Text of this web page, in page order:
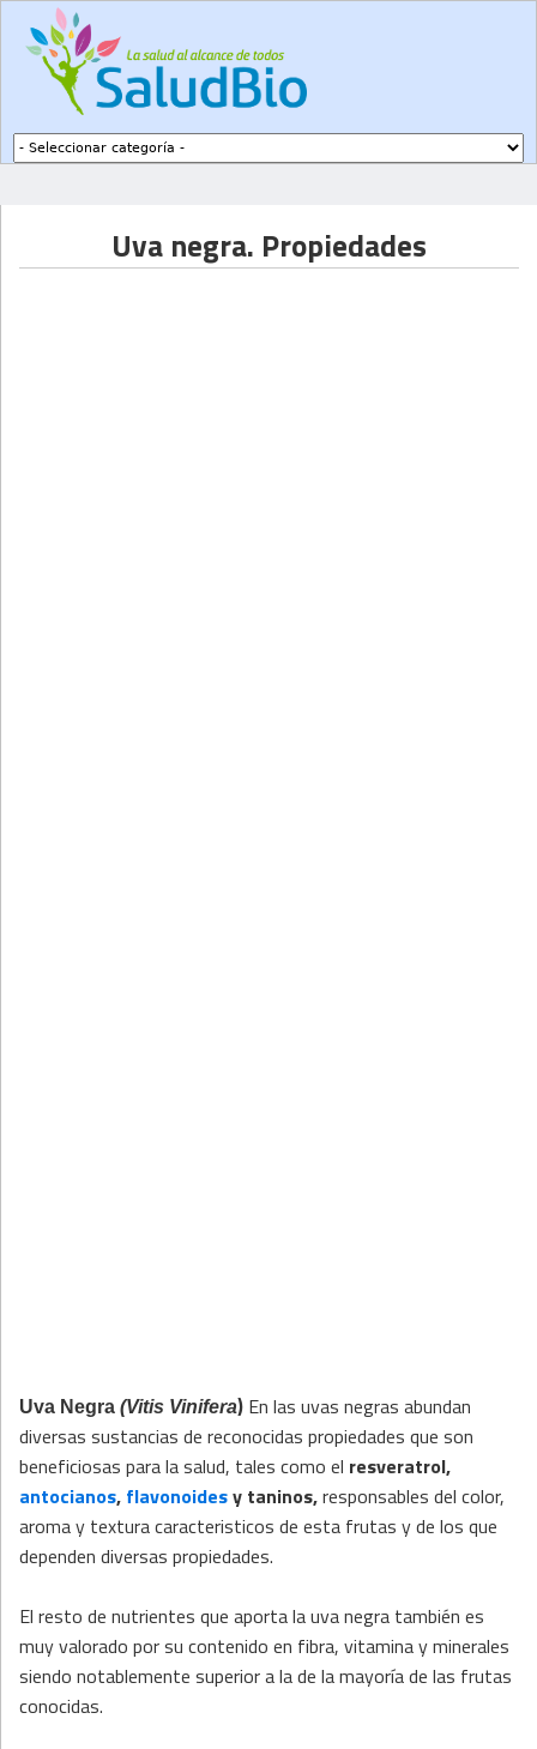
Uva negra. Propiedades
Uva Negra (Vitis Vinifera) En las uvas negras abundan
diversas sustancias de reconocidas propiedades que son
beneficiosas para la salud, tales como el resveratrol,
antocianos, flavonoidesy taninos,responsables del color,
aroma y textura caracteristicos de esta frutas y de los que
dependen diversas propiedades.
El resto de nutrientes que aporta la uva negra también es
muy valorado por su contenido en fibra, vitamina y minerales
siendo notablemente superior a la de la mayoría de las frutas
conocidas.